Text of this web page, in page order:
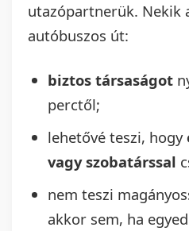
utazópartnerük. Nekik
autóbuszos út:
biztos társaságot
perctől;
lehetővé teszi, hogy
vagy szobatárssal
nem teszi
akkor sem, ha